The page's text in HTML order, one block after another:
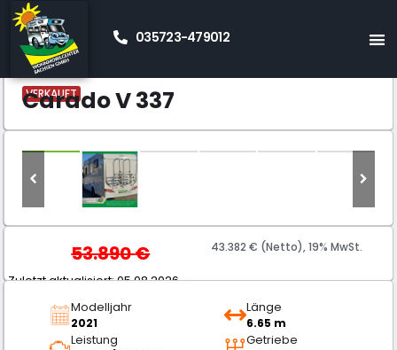
035723-479012
Start»Teilintegrierte»Carado V 337
VERKAUFT
Carado V 337
53.890€ 43.382 € (Netto), 19% MwSt.
Zuletzt aktualisiert: 05.08.2026
Modelljahr
2021
Länge
6.65 m
Leistung Getriebe